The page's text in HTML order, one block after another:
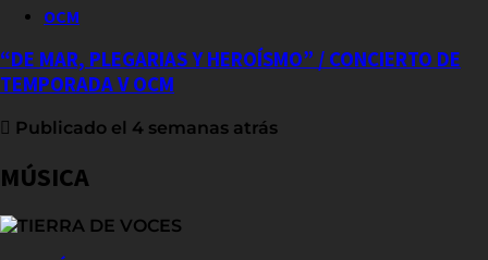
OCM
“DE MAR, PLEGARIAS Y HEROÍSMO” / CONCIERTO DE
TEMPORADA V OCM
Publicado el 4 semanas atrás
MÚSICA